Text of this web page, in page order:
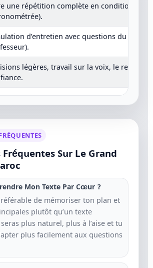
une répétition complète en conditions
d’entretien avec questions du jury
légères, travail sur la voix, le regard
Sur Le Grand
Mon Texte Par Cœur ?
de mémoriser ton plan et
plutôt qu’un texte
plus naturel, plus à l’aise et tu
plus facilement aux questions